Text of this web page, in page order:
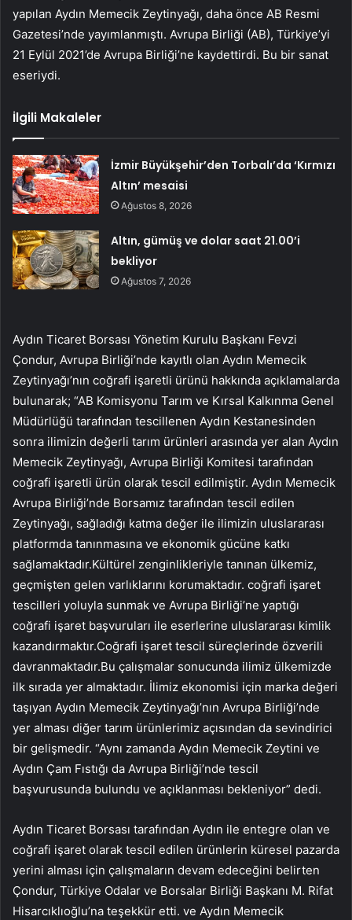
yapılan Aydın Memecik Zeytinyağı, daha önce AB Resmi
Gazetesi’nde yayımlanmıştı. Avrupa Birliği (AB), Türkiye’yi
21 Eylül 2021’de Avrupa Birliği’ne kaydettirdi. Bu bir sanat
eseriydi.
İlgili Makaleler
İzmir Büyükşehir’den Torbalı’da ‘Kırmızı
Altın’ mesaisi
Ağustos 8, 2026
Altın, gümüş ve dolar saat 21.00’i
bekliyor
Ağustos 7, 2026
Aydın Ticaret Borsası Yönetim Kurulu Başkanı Fevzi
Çondur, Avrupa Birliği’nde kayıtlı olan Aydın Memecik
Zeytinyağı’nın coğrafi işaretli ürünü hakkında açıklamalarda
bulunarak; “AB Komisyonu Tarım ve Kırsal Kalkınma Genel
Müdürlüğü tarafından tescillenen Aydın Kestanesinden
sonra ilimizin değerli tarım ürünleri arasında yer alan Aydın
Memecik Zeytinyağı, Avrupa Birliği Komitesi tarafından
coğrafi işaretli ürün olarak tescil edilmiştir. Aydın Memecik
Avrupa Birliği’nde Borsamız tarafından tescil edilen
Zeytinyağı, sağladığı katma değer ile ilimizin uluslararası
platformda tanınmasına ve ekonomik gücüne katkı
sağlamaktadır.Kültürel zenginlikleriyle tanınan ülkemiz,
geçmişten gelen varlıklarını korumaktadır. coğrafi işaret
tescilleri yoluyla sunmak ve Avrupa Birliği’ne yaptığı
coğrafi işaret başvuruları ile eserlerine uluslararası kimlik
kazandırmaktır.Coğrafi işaret tescil süreçlerinde özverili
davranmaktadır.Bu çalışmalar sonucunda ilimiz ülkemizde
ilk sırada yer almaktadır. İlimiz ekonomisi için marka değeri
taşıyan Aydın Memecik Zeytinyağı’nın Avrupa Birliği’nde
yer alması diğer tarım ürünlerimiz açısından da sevindirici
bir gelişmedir. “Aynı zamanda Aydın Memecik Zeytini ve
Aydın Çam Fıstığı da Avrupa Birliği’nde tescil
başvurusunda bulundu ve açıklanması bekleniyor” dedi.
Aydın Ticaret Borsası tarafından Aydın ile entegre olan ve
coğrafi işaret olarak tescil edilen ürünlerin küresel pazarda
yerini alması için çalışmaların devam edeceğini belirten
Çondur, Türkiye Odalar ve Borsalar Birliği Başkanı M. Rifat
Hisarcıklıoğlu’na teşekkür etti. ve Aydın Memecik